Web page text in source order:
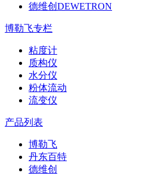
德维创DEWETRON
博勒飞专栏
粘度计
质构仪
水分仪
粉体流动
流变仪
产品列表
博勒飞
丹东百特
德维创